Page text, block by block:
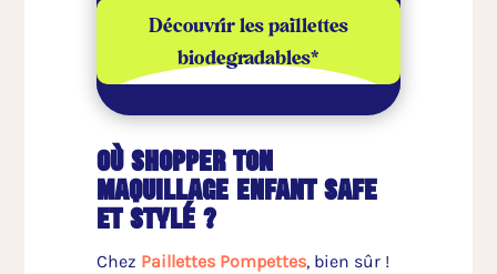
Découvrir les paillettes
biodegradables*
où shopper ton
maquillage enfant safe
et stylé ?
Chez Paillettes Pompettes, bien sûr !